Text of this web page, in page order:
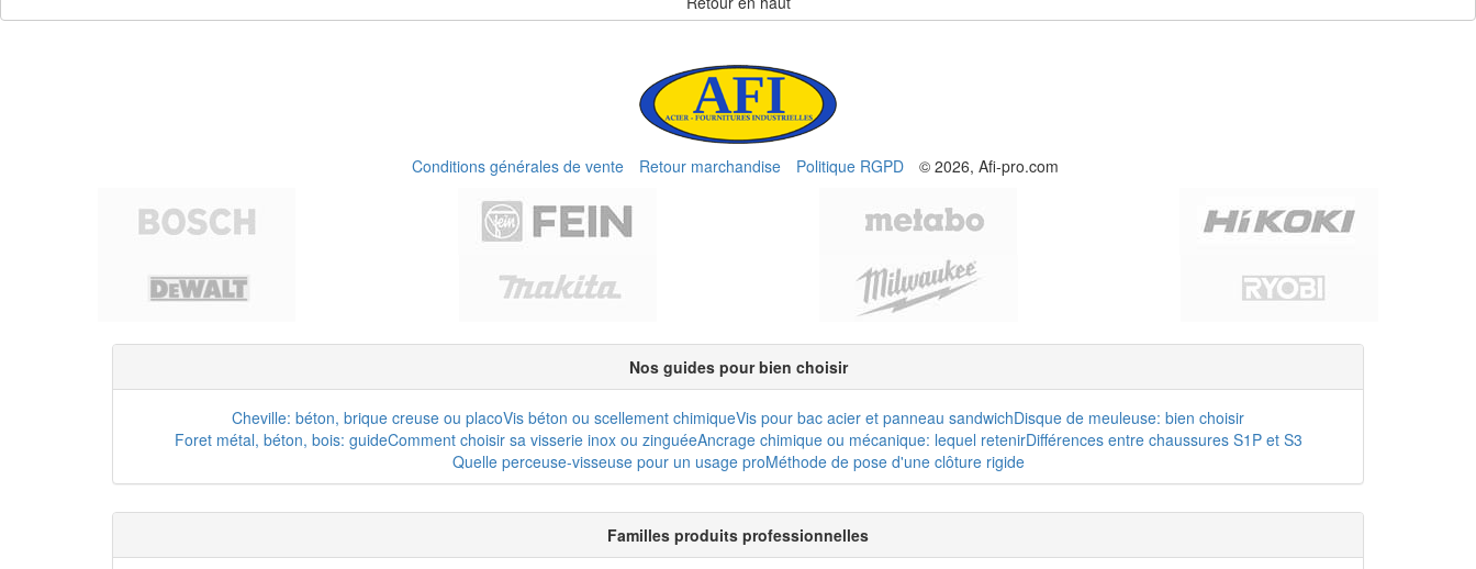
Conditions générales de vente Retour marchandise Politique RGPD © 2026, Afi-pro.com
Nos guides pour bien choisir
Cheville: béton, brique creuse ou placoVis béton ou scellement chimiqueVis pour bac acier et panneau sandwichDisque de meuleuse: bien choisir
Foret métal, béton, bois: guideComment choisir sa visserie inox ou zinguéeAncrage chimique ou mécanique: lequel retenirDifférences entre chaussures S1P et S3
Quelle perceuse-visseuse pour un usage proMéthode de pose d'une clôture rigide
Familles produits professionnelles